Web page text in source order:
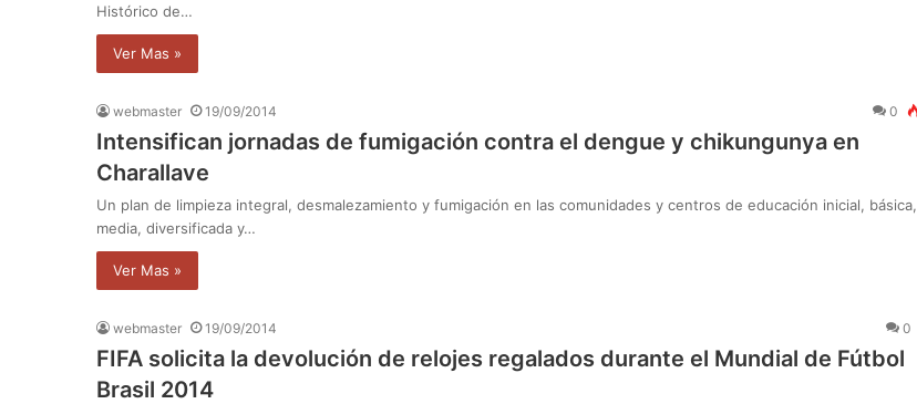
Histórico de…
Ver Mas »
webmaster 19/09/2014 0
Intensifican jornadas de fumigación contra el dengue y chikungunya en
Charallave
Un plan de limpieza integral, desmalezamiento y fumigación en las comunidades y centros de educación inicial, básica,
media, diversificada y…
Ver Mas »
webmaster 19/09/2014 0
FIFA solicita la devolución de relojes regalados durante el Mundial de Fútbol
Brasil 2014